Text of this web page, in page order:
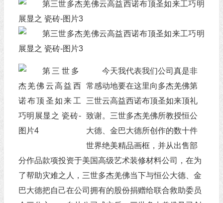
今天我代表我们公司真是非
常感动地要在这里向多杰羌佛第
三世云高益西诺布顶圣如来顶礼
致谢。三世多杰羌佛所教授恒公
大德、金巴大德所创作的数十件
世界绝美精品画框，并从出售部
分作品款项投资于美国高级艺术装修材料公司，在为
了帮助灾难之人，三世多杰羌佛当下与恒公大德、金
巴大德把自己在公司拥有的股份捐赠给联合救助委员